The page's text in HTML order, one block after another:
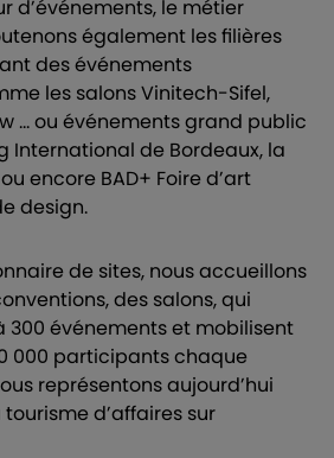
d’événements, le métier
également les filières
des événements
les salons Vinitech-Sifel,
… ou événements grand public
International de Bordeaux, la
encore BAD+ Foire d’art
design.
de sites, nous accueillons
des salons, qui
300 événements et mobilisent
000 participants chaque
représentons aujourd’hui
d’affaires sur